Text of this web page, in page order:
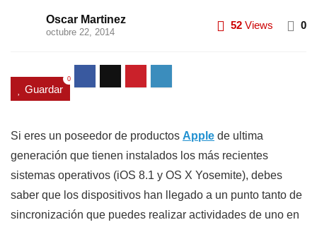
Oscar Martinez
octubre 22, 2014
52 Views 0
Guardar
0
Si eres un poseedor de productos Apple de ultima
generación que tienen instalados los más recientes
sistemas operativos (iOS 8.1 y OS X Yosemite), debes
saber que los dispositivos han llegado a un punto tanto de
sincronización que puedes realizar actividades de uno en